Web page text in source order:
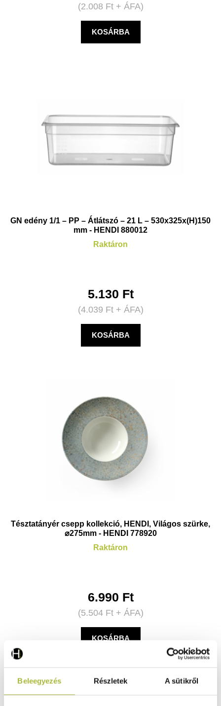
Beleegyezés Részletek A sütikről
(2.008 Ft+ ÁFA)
KOSÁRBA
GN edény 1/1 – PP – Átlátszó – 21 L – 530x325x(H)150
mm - HENDI 880012
Raktáron
5.130 Ft
(4.039 Ft+ ÁFA)
KOSÁRBA
Tésztatányér csepp kollekció, HENDI, Világos szürke,
⌀275mm - HENDI 778920
Raktáron
6.990 Ft
(5.504 Ft+ ÁFA)
KOSÁRBA